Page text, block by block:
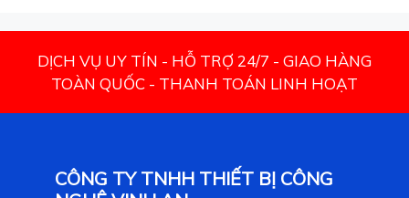
DỊCH VỤ UY TÍN - HỖ TRỢ 24/7 - GIAO HÀNG
TOÀN QUỐC - THANH TOÁN LINH HOẠT
CÔNG TY TNHH THIẾT BỊ CÔNG